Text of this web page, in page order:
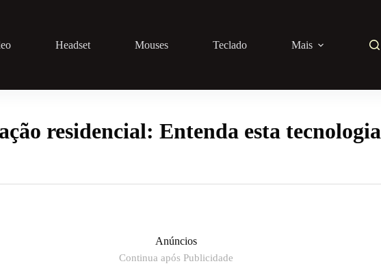
Headset Mouses Teclado Mais
residencial: Entenda esta tecnologia
Anúncios
Continua após Publicidade